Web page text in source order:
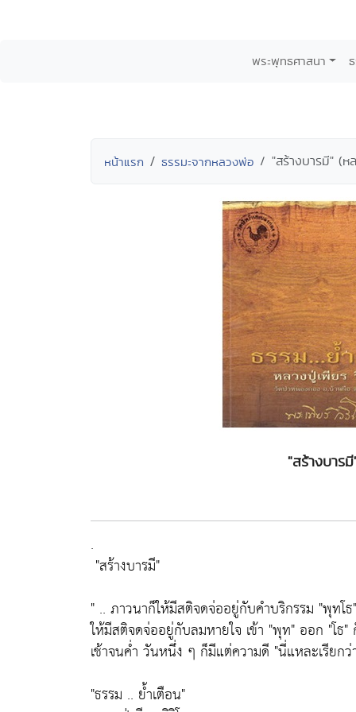
พระพุทธศาสนา
หน้าแรก ธรรมะจากหลวงพ่อ "สร้างบารมี" (ห
"สร้างบาร
.
"สร้างบารมี"
" .. ภาวนาก็ให้มีสติจดจ่ออยู่กับคำบริกรรม "พุทโธ"
ให้มีสติจดจ่ออยู่กับลมหายใจ เข้า "พุท"ออก "โธ"
เช้าจนคํ่า วันหนึ่ง ๆ ก็มีแต่ความดี "นี่แหละเรียก
"ธรรม .. ย้ำเตือน"